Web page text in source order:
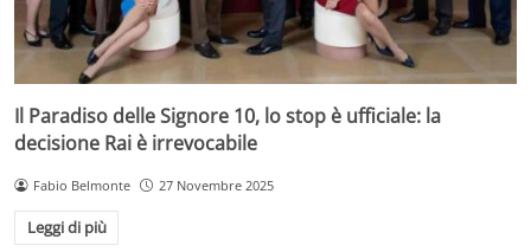
Il Paradiso delle Signore 10, lo stop è ufficiale: la
decisione Rai è irrevocabile
Fabio Belmonte 27 Novembre 2025
Leggi di più